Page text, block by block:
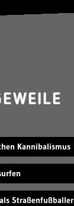
Kannibalismus
Straßenfußballer